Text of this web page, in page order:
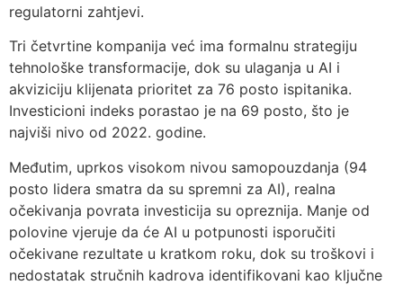
regulatorni zahtjevi.
Tri četvrtine kompanija već ima formalnu strategiju
tehnološke transformacije, dok su ulaganja u AI i
akviziciju klijenata prioritet za 76 posto ispitanika.
Investicioni indeks porastao je na 69 posto, što je
najviši nivo od 2022. godine.
Međutim, uprkos visokom nivou samopouzdanja (94
posto lidera smatra da su spremni za AI), realna
očekivanja povrata investicija su opreznija. Manje od
polovine vjeruje da će AI u potpunosti isporučiti
očekivane rezultate u kratkom roku, dok su troškovi i
nedostatak stručnih kadrova identifikovani kao ključne